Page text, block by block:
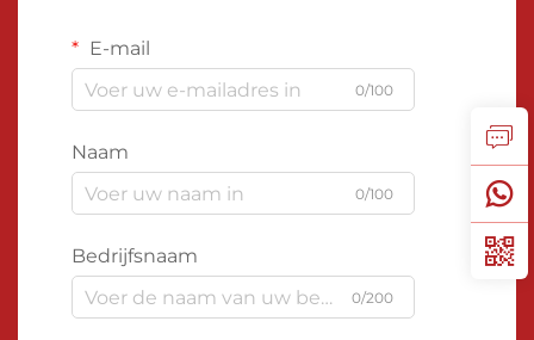
E-mail
0/100
Naam
0/100
Bedrijfsnaam
0/200